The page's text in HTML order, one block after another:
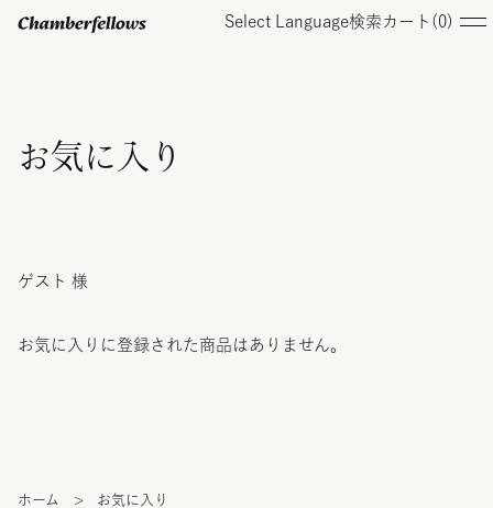
Select Language検索 カート( 0)
コレクション
店舗
お気に入り
ゲスト 様
お気に入りに登録された商品はありません。
ホーム > お気に入り